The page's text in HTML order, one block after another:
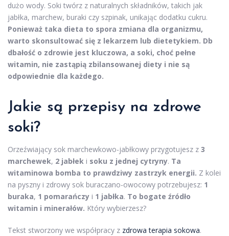
dużo wody. Soki twórz z naturalnych składników, takich jak
jabłka, marchew, buraki czy szpinak, unikając dodatku cukru.
Ponieważ taka dieta to spora zmiana dla organizmu,
warto skonsultować się z lekarzem lub dietetykiem. Db
dbałość o zdrowie jest kluczowa, a soki, choć pełne
witamin, nie zastąpią zbilansowanej diety i nie są
odpowiednie dla każdego.
Jakie są przepisy na zdrowe
soki?
Orzeźwiający sok marchewkowo-jabłkowy przygotujesz z 3
marchewek, 2 jabłek i soku z jednej cytryny. Ta
witaminowa bomba to prawdziwy zastrzyk energii. Z kolei
na pyszny i zdrowy sok buraczano-owocowy potrzebujesz: 1
buraka, 1 pomarańczy i 1 jabłka. To bogate źródło
witamin i minerałów. Który wybierzesz?
Tekst stworzony we współpracy z zdrowa terapia sokowa.